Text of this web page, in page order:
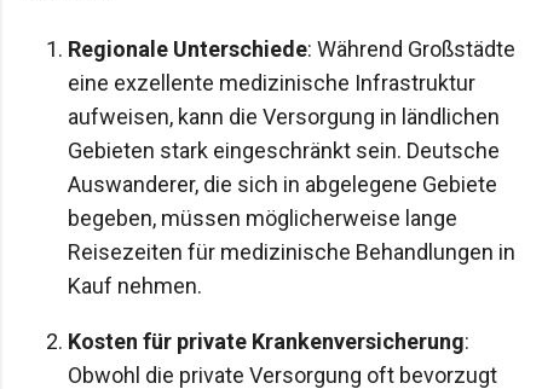
Regionale Unterschiede: Während Großstädte
eine exzellente medizinische Infrastruktur
aufweisen, kann die Versorgung in ländlichen
Gebieten stark eingeschränkt sein. Deutsche
Auswanderer, die sich in abgelegene Gebiete
begeben, müssen möglicherweise lange
Reisezeiten für medizinische Behandlungen in
Kauf nehmen.
Kosten für private Krankenversicherung:
Obwohl die private Versorgung oft bevorzugt